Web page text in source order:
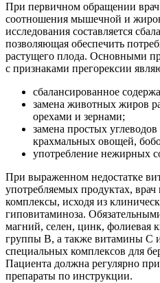
При первичном обращении
соотношения мышечной и
исследования составляется
позволяющая обеспечить
растущего плода. Основными
с признаками прегорексии
сбалансированное
замена животных жиров
орехами и зернами;
замена простых
крахмальных овощей,
употребление нежирных
При выраженном недостатке
употребляемых продуктах,
комплексы, исходя из
гиповитаминоза.
магний, селен, цинк, фолиевая
группы В, а также витамины С
специальных комплексов для
Пациента должна регулярно
препараты по инструкции.